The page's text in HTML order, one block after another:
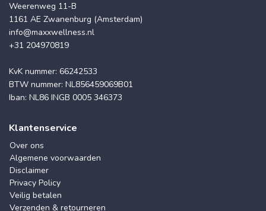
Weerenweg 11-B
1161 AE Zwanenburg (Amsterdam)
info@maxxwellness.nl
+31 204970819
KvK nummer: 66242533
BTW nummer: NL856459069B01
Iban: NL86 INGB 0005 346373
Klantenservice
Over ons
Algemene voorwaarden
Disclaimer
Privacy Policy
Veilig betalen
Verzenden & retourneren